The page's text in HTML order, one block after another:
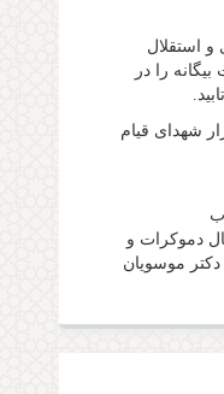
و استقلال
را در
شهدای قیام
دموکرات و
دکتر موسویان